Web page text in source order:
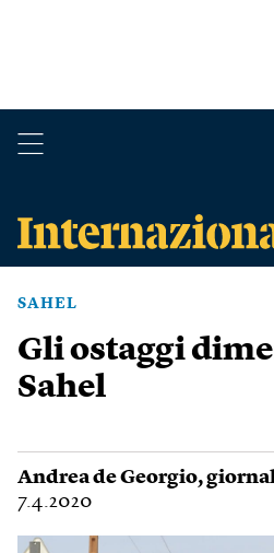
SAHEL
Gli ostaggi
Sahel
Andrea de Georgio,
7.4.2020